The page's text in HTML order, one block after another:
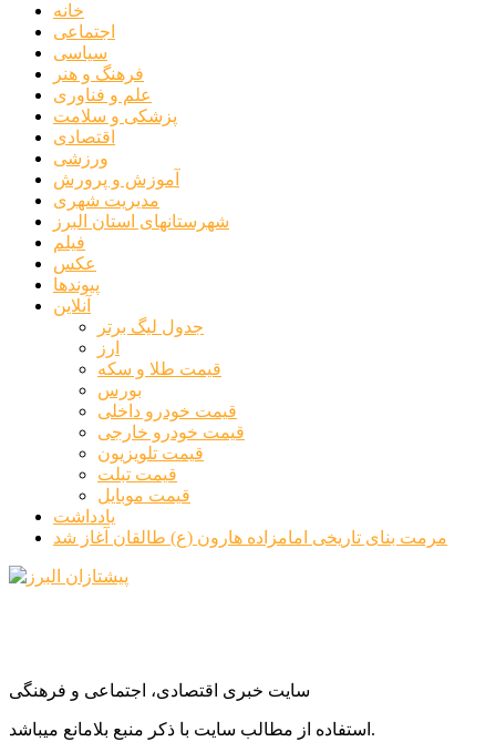
خانه
اجتماعی
سیاسی
فرهنگ و هنر
علم و فناوری
پزشکی و سلامت
اقتصادی
ورزشی
آموزش و پرورش
مدیریت شهری
شهرستانهای استان البرز
فیلم
عکس
پیوندها
آنلاین
جدول لیگ برتر
ارز
قیمت طلا و سکه
بورس
قیمت خودرو داخلی
قیمت خودرو خارجی
قیمت تلویزیون
قیمت تبلت
قیمت موبایل
یادداشت
مرمت بنای تاریخی امامزاده هارون (ع) طالقان آغاز شد
سایت خبری اقتصادی، اجتماعی و فرهنگی
استفاده از مطالب سایت با ذکر منبع بلامانع میباشد.